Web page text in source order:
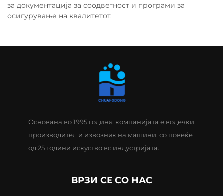
за документација за соодветност и програми за
осигурување на квалитетот.
Основана во 1995 година, компанијата е водечки
производител и извозник на машини, со повеќе
од 25 години искуство во индустријата.
ВРЗИ СЕ СО НАС